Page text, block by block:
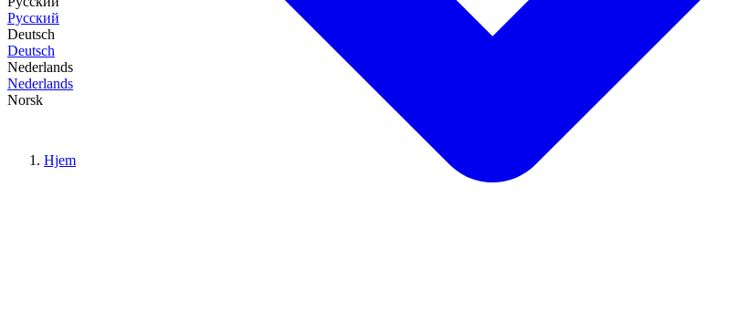
Русский
Deutsch
Deutsch
Nederlands
Nederlands
Norsk
Hjem